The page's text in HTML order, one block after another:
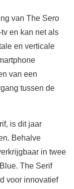
van The Sero
en kan net als
en verticale
van een
tussen de
is dit jaar
Behalve
in twee
The Serif
voor innovatief